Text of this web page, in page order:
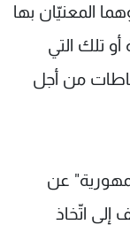
المعنيّان بها
تلك التي
من أجل
عن
اتّخاذ